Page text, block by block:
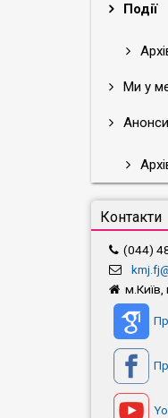
Події
Ми у
Анонси
Контакти
(044)
м.Київ,